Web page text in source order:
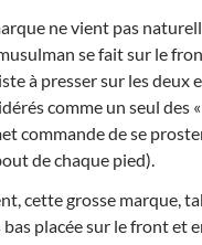
ne vient pas
se fait sur le
à presser sur les deux
comme un seul des
commande de se
de chaque pied).
cette grosse marque,
placée sur le front et